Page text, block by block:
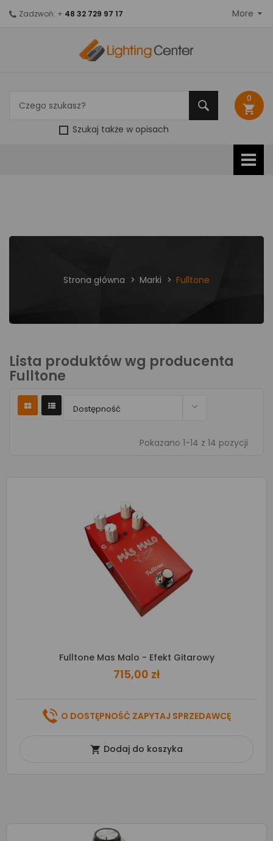
Szukaj także w opisach
0
shopping_cart
Zadzwoń: + 48 32 729 97 17 More
Strona główna Marki Fulltone
Lista produktów wg producenta
Fulltone
Dostępność 
Pokazano 1-14 z 14 pozycji
Fulltone Mas Malo - Efekt Gitarowy
715,00 zł
O DOSTĘPNOŚĆ ZAPYTAJ SPRZEDAWCĘ
 Dodaj do koszyka